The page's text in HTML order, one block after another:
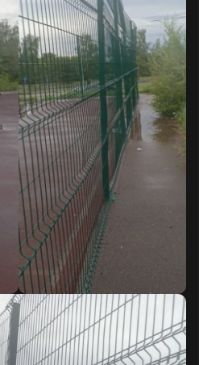
компанией, которую
обоих домов.
Республики
граждан», у вас
данный ответ через
или суд. Приложение: